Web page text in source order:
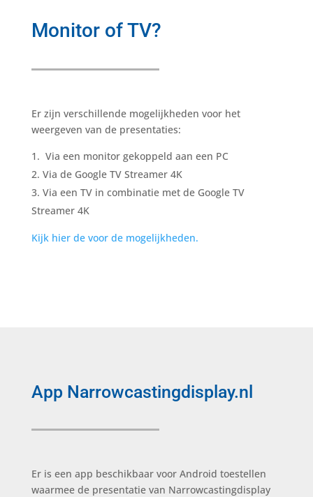
Monitor of TV?
Er zijn verschillende mogelijkheden voor het
weergeven van de presentaties:
Via een monitor gekoppeld aan een PC
Via de Google TV Streamer 4K
Via een TV in combinatie met de Google TV
Streamer 4K
Kijk hier de voor de mogelijkheden.
App Narrowcastingdisplay.nl
Er is een app beschikbaar voor Android toestellen
waarmee de presentatie van Narrowcastingdisplay